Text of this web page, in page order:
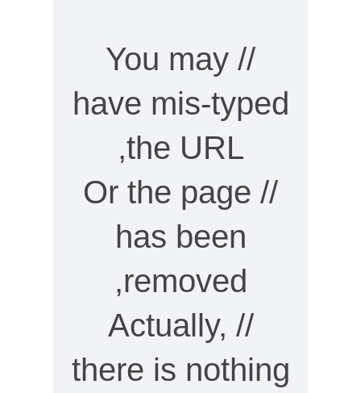
// You may
have mis-typed
the URL,
// Or the page
has been
removed,
// Actually,
there is nothing